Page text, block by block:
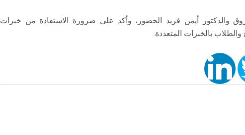
والدكتور أيمن فريد الحضور، وأكد على ضرورة الاستفادة من خبرات
بالخبرات المتعددة.